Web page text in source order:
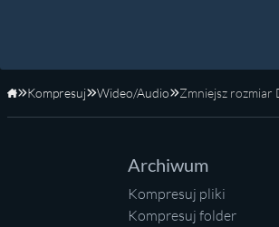
Strona główna
Kompresuj Wideo/Audio Zmniejsz rozmiar
Archiwum
Kompresuj pliki
Kompresuj folder